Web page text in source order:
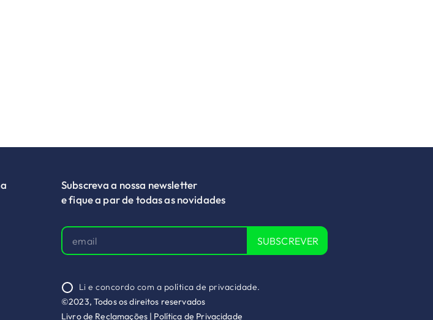
Subscreva a nossa newsletter
e fique a par de todas as novidades
Li e concordo com a política de privacidade.
SUBSCREVER
©2023, Todos os direitos reservados
Livro de Reclamações| Política de Privacidade